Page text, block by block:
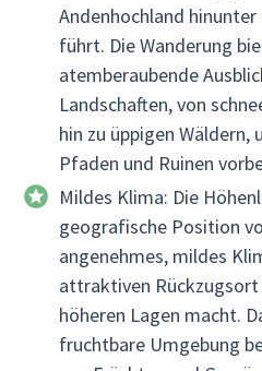
Andenhochland hinunter
führt. Die Wanderung
atemberaubende
Landschaften, von
hin zu üppigen
Pfaden und Ruinen
Mildes Klima: Die
geografische Position
angenehmes, mildes
attraktiven
höheren Lagen macht.
fruchtbare Umgebung